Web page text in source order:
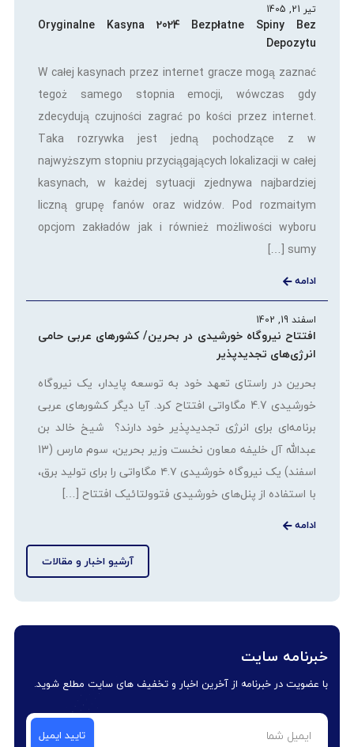
تیر 21, 1405
Oryginalne Kasyna 2024 Bezpłatne Spiny Bez
Depozytu
W całej kasynach przez internet gracze mogą zaznać
tegoż samego stopnia emocji, wówczas gdy
zdecydują czujności zagrać po kości przez internet.
Taka rozrywka jest jedną pochodzące z w
najwyższym stopniu przyciągających lokalizacji w całej
kasynach, w każdej sytuacji zjednywa najbardziej
liczną grupę fanów oraz widzów. Pod rozmaitym
opcjom zakładów jak i również możliwości wyboru
sumy […]
ادامه
اسفند 19, 1402
افتتاح نیروگاه خورشیدی در بحرین/ کشورهای عربی حامی
انرژی‌های تجدیدپذیر
بحرین در راستای تعهد خود به توسعه پایدار، یک نیروگاه
خورشیدی 4.7 مگاواتی افتتاح کرد. آیا دیگر کشورهای عربی
برنامه‌ای برای انرژی تجدیدپذیر خود دارند؟ شیخ خالد بن
عبدالله آل خلیفه معاون نخست وزیر بحرین، سوم مارس (13
اسفند) یک نیروگاه خورشیدی ۴.۷ مگاواتی را برای تولید برق،
با استفاده از پنل‌های خورشیدی فتوولتائیک افتتاح […]
ادامه
آرشیو اخبار و مقالات
خبرنامه سایت
با عضویت در خبرنامه از آخرین اخبار و تخفیف های سایت مطلع شوید.